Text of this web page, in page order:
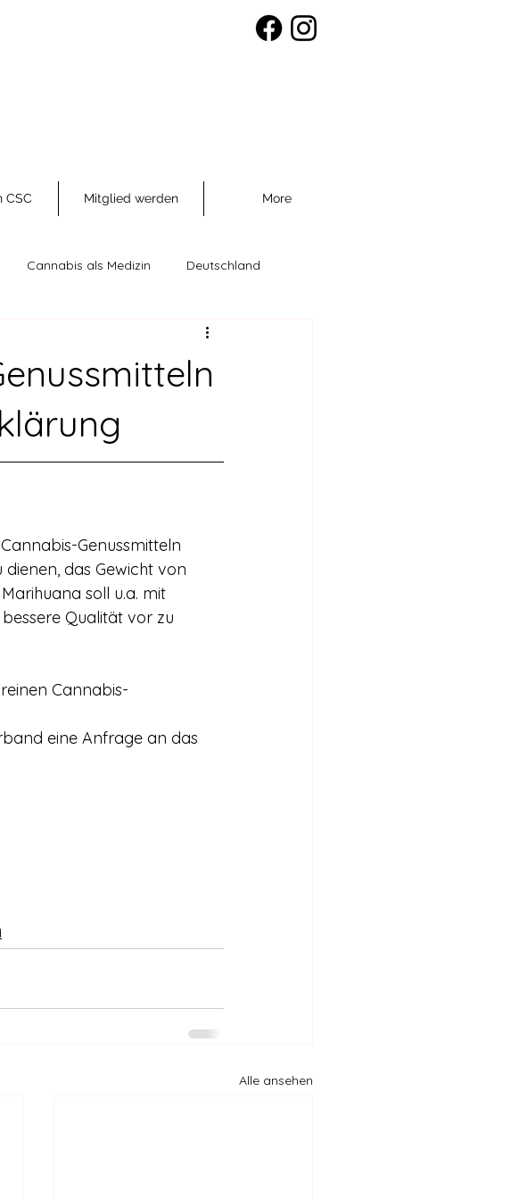
CSC Mitglied werden More
Cannabis als Medizin Deutschland
Veranstaltungsbericht
Wissenschaft
Genussmitteln
das Gewicht von
soll u.a. mit
Qualität vor zu
Cannabis-
Alle ansehen